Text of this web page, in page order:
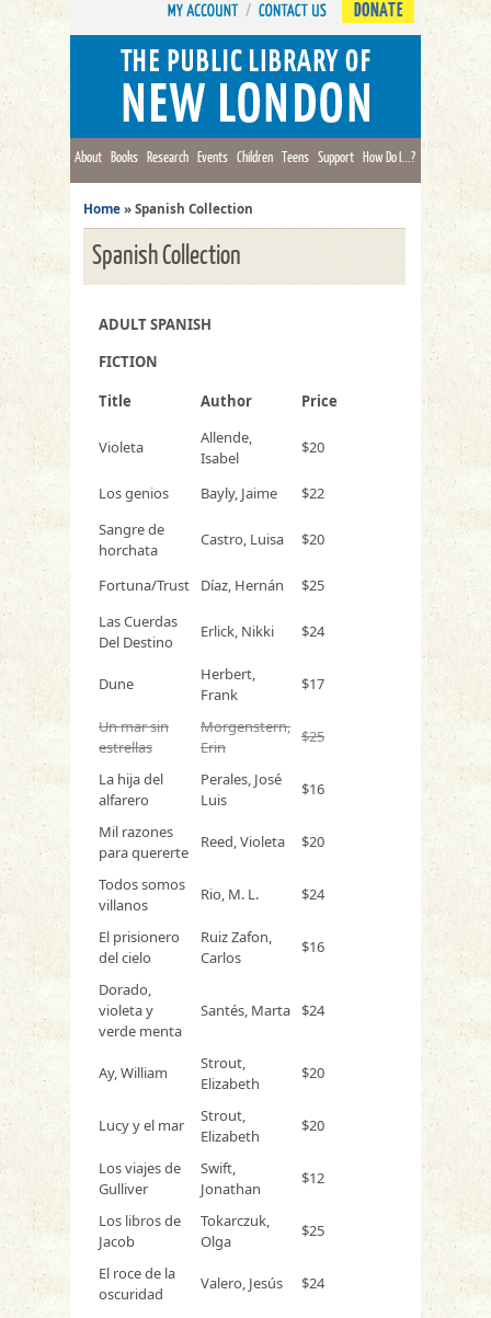
DONATE
About Books Research Events Children Teens Support How Do I...?
Home » Spanish Collection
Spanish Collection
ADULT SPANISH
FICTION
Title
Author Price
Violeta
Allende,
Isabel
$20
Los genios Bayly, Jaime
$22
Sangre de
horchata
Castro, Luisa $20
Fortuna/Trust Díaz, Hernán
$25
Las Cuerdas
Del Destino
Erlick, Nikki $24
Dune
Herbert,
Frank
$17
Un mar sin
estrellas
Morgenstern,
Erin
$25
La hija del
alfarero
Perales, José
Luis
$16
Mil razones
para quererte
Reed, Violeta $20
Todos somos
villanos
Rio, M. L. $24
El prisionero
del cielo
Ruiz Zafon,
Carlos
$16
Dorado,
violeta y
verde menta
Santés, Marta $24
Ay, William
Strout,
Elizabeth
$20
Lucy y el mar
Strout,
Elizabeth
$20
Los viajes de
Gulliver
Swift,
Jonathan
$12
Los libros de
Jacob
Tokarczuk,
Olga
$25
El roce de la
oscuridad
Valero, Jesús $24